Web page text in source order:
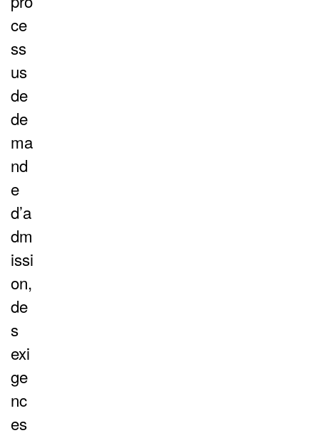
ce
ss
us
de
de
ma
nd
e
d’a
dm
issi
on,
de
s
exi
ge
nc
es